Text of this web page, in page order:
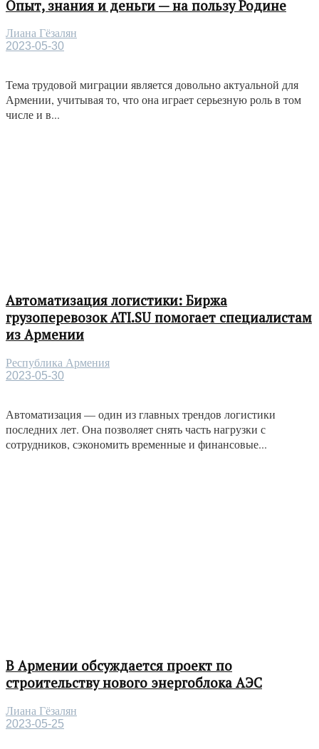
Опыт, знания и деньги — на пользу Родине
Лиана Гёзалян
2023-05-30
Тема трудовой миграции является довольно актуальной для
Армении, учитывая то, что она играет серьезную роль в том
числе и в...
Автоматизация логистики: Биржа
грузоперевозок ATI.SU помогает специалистам
из Армении
Республика Армения
2023-05-30
Автоматизация — один из главных трендов логистики
последних лет. Она позволяет снять часть нагрузки с
сотрудников, сэкономить временные и финансовые...
В Армении обсуждается проект по
строительству нового энергоблока АЭС
Лиана Гёзалян
2023-05-25